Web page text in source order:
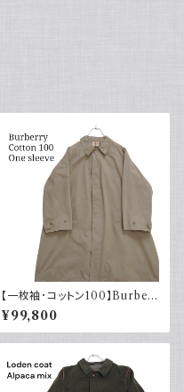
【一枚袖･コットン100】Burber
ry バーバリー コート コマンダ
ーII
¥99,800